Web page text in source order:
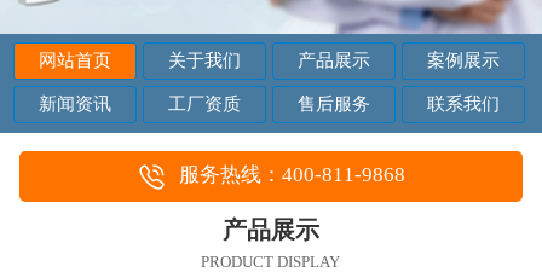
网站首页 关于我们 产品展示 案例展示
新闻资讯 工厂资质 售后服务 联系我们
服务热线：400-811-9868
产品展示
PRODUCT DISPLAY